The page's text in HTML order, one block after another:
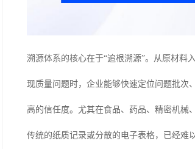
溯源体系的核心在于“追根溯源”。从原材料
现质量问题时，企业能够快速定位问题批次
高的信任度。尤其在食品、药品、精密机械
传统的纸质记录或分散的电子表格，已经难